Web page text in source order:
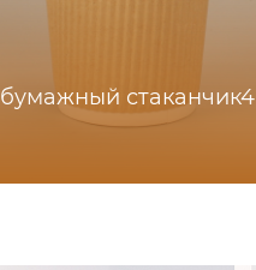
бумажный стаканчик4